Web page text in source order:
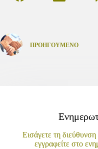
ΠΡΟΗΓΟΎΜΕΝΟ
Εισάγετε τη
εγγραφείτε στο